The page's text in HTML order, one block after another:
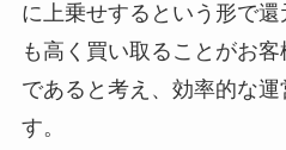
に上乗せするという形で
も高く買い取ることがお
であると考え、効率的な
す。